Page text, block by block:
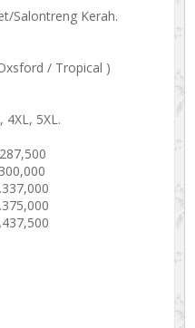
Salontreng Kerah.
/ Tropical )
4XL, 5XL.